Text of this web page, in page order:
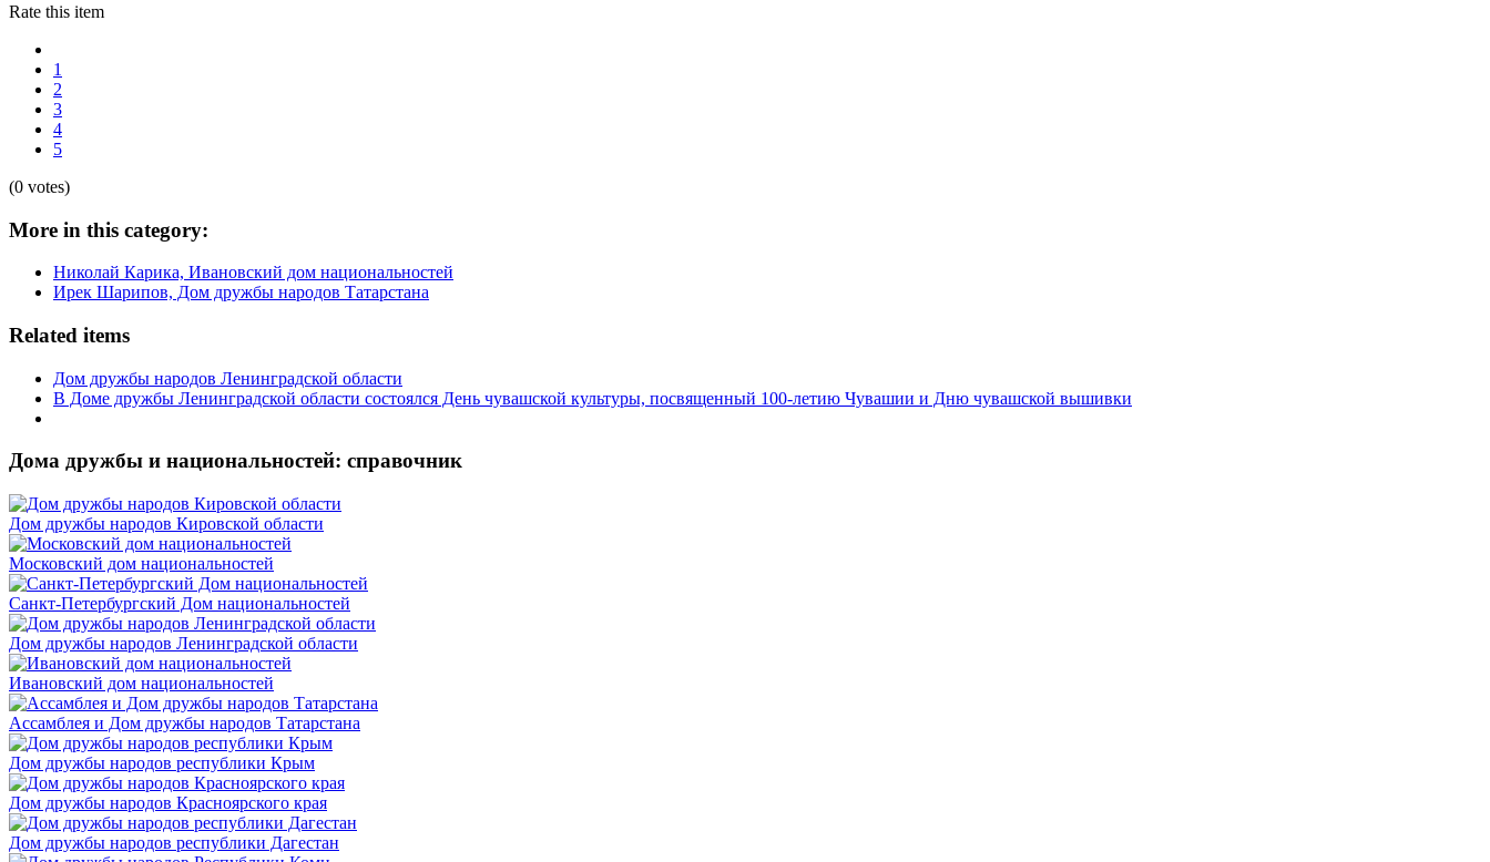
Rate this item
1
2
3
4
5
(0 votes)
More in this category:
Николай Карика, Ивановский дом национальностей
Ирек Шарипов, Дом дружбы народов Татарстана
Related items
Дом дружбы народов Ленинградской области
В Доме дружбы Ленинградской области состоялся День чувашской культуры, посвященный 100-летию Чувашии и Дню чувашской вышивки
Дома дружбы и национальностей: справочник
Дом дружбы народов Кировской области
Московский дом национальностей
Санкт-Петербургский Дом национальностей
Дом дружбы народов Ленинградской области
Ивановский дом национальностей
Ассамблея и Дом дружбы народов Татарстана
Дом дружбы народов республики Крым
Дом дружбы народов Красноярского края
Дом дружбы народов республики Дагестан